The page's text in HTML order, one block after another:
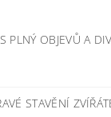
OBJEVŮ A
STAVĚNÍ